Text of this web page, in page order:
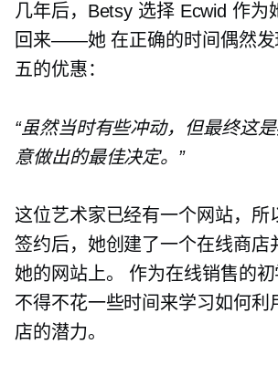
几年后，Betsy 选择 Ecwid 作为
回来——她在正确的时间偶然发
五的优惠：
“虽然当时有些冲动，但最终这
意做出的最佳决定。”
这位艺术家已经有一个网站，所
签约后，她创建了一个在线商店
她的网站上。 作为在线销售的
不得不花一些时间来学习如何利
店的潜力。